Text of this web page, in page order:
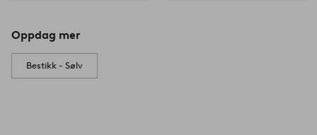
Oppdag mer
Bestikk - Sølv